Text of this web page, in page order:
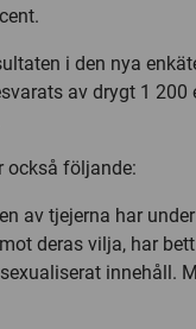
i den nya
av drygt 1 200
också följande:
av tjejerna har
deras vilja, har
innehåll.